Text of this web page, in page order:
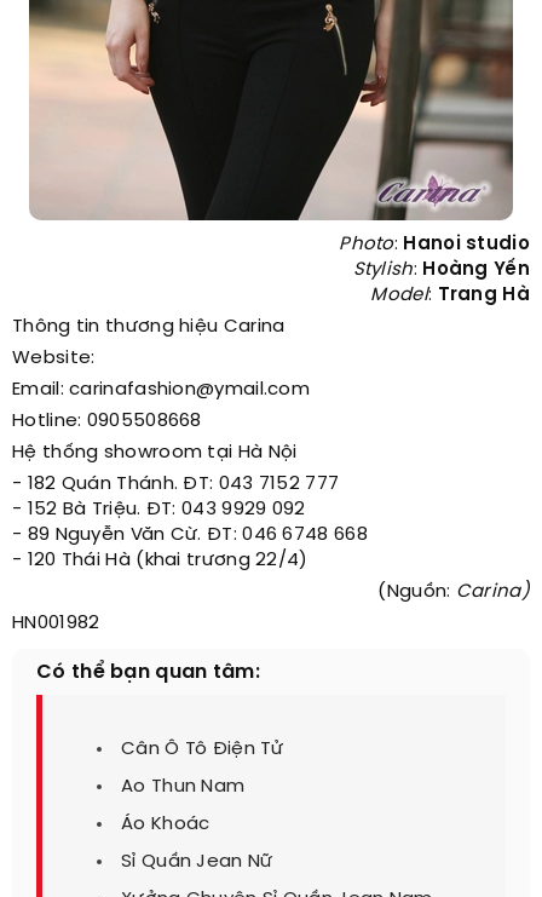
Photo: Hanoi studio
Stylish: Hoàng Yến
Model: Trang Hà
Thông tin thương hiệu Carina
Website:
Email: carinafashion@ymail.com
Hotline: 0905508668
Hệ thống showroom tại Hà Nội
- 182 Quán Thánh. ĐT: 043 7152 777
- 152 Bà Triệu. ĐT: 043 9929 092
- 89 Nguyễn Văn Cừ. ĐT: 046 6748 668
- 120 Thái Hà (khai trương 22/4)
(Nguồn: Carina)
HN001982
Có thể bạn quan tâm:
Cân Ô Tô Điện Tử
Ao Thun Nam
Áo Khoác
Sỉ Quần Jean Nữ